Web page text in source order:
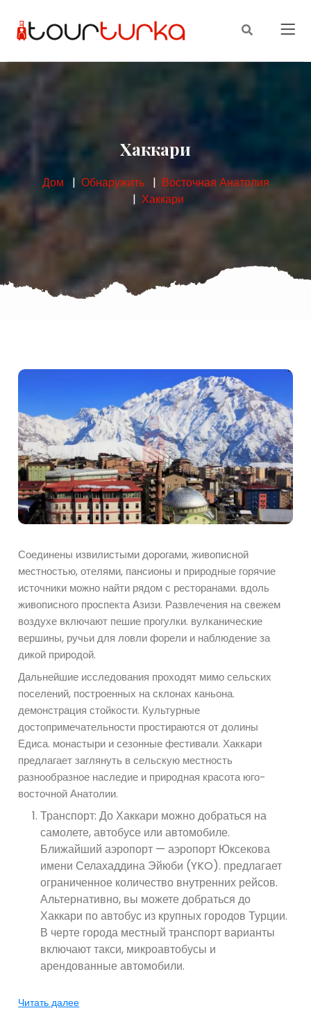
Хаккари
Дом Обнаружить
Восточная Анатолия
Хаккари
Соединены извилистыми дорогами, живописной
местностью, отелями, пансионы и природные горячие
источники можно найти рядом с ресторанами. вдоль
живописного проспекта Азизи. Развлечения на свежем
воздухе включают пешие прогулки. вулканические
вершины, ручьи для ловли форели и наблюдение за
дикой природой.
Дальнейшие исследования проходят мимо сельских
поселений, построенных на склонах каньона.
демонстрация стойкости. Культурные
достопримечательности простираются от долины
Едиса. монастыри и сезонные фестивали. Хаккари
предлагает заглянуть в сельскую местность
разнообразное наследие и природная красота юго-
восточной Анатолии.
Транспорт: До Хаккари можно добраться на
самолете, автобусе или автомобиле.
Ближайший аэропорт — аэропорт Юксекова
имени Селахаддина Эйюби (YKO). предлагает
ограниченное количество внутренних рейсов.
Альтернативно, вы можете добраться до
Хаккари по автобус из крупных городов Турции.
В черте города местный транспорт варианты
включают такси, микроавтобусы и
арендованные автомобили.
характеризующийся жарким климатом. лето и
Читать далее